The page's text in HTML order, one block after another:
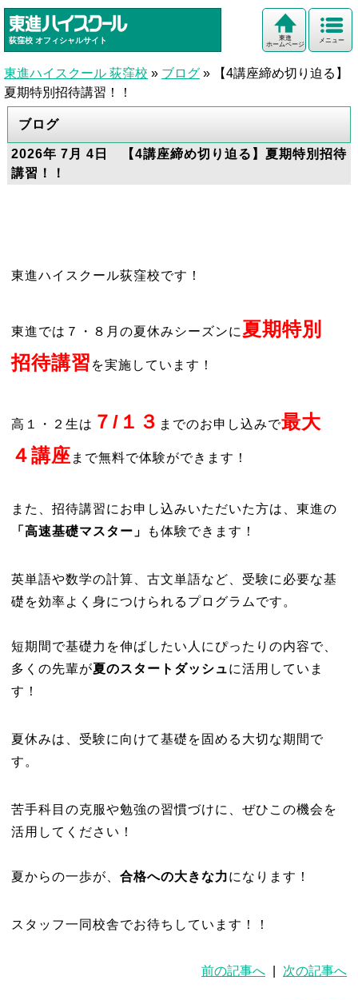
荻窪校 オフィシャルサイト メニュー
東進
ホームページ
東進ハイスクール 荻窪校 » ブログ »
【4講座締め切り迫る】
夏期特別招待講習！！
ブログ
2026年 7月 4日 【4講座締め切り迫る】夏期特別招待
講習！！
東進ハイスクール荻窪校です！
東進では７・８月の夏休みシーズンに 夏期特別
招待講習 を実施しています！
高１・２生は ７/１３ までのお申し込みで最大
４講座 まで無料で体験ができます！
また、招待講習にお申し込みいただいた方は、東進の
「高速基礎マスター」
も体験できます！
英単語や数学の計算、古文単語など、受験に必要な基
礎を効率よく身につけられるプログラムです。
短期間で基礎力を伸ばしたい人にぴったりの内容で、
多くの先輩が夏のスタートダッシュに活用していま
す！
夏休みは、受験に向けて基礎を固める大切な期間で
す。
苦手科目の克服や勉強の習慣づけに、ぜひこの機会を
活用してください！
夏からの一歩が、 合格への大きな力になります！
スタッフ一同校舎でお待ちしています！！
前の記事へ 次の記事へ